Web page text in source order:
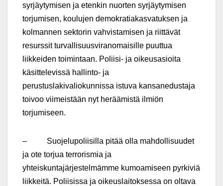
syrjäytymisen ja etenkin nuorten syrjäytymisen
torjumisen, koulujen demokratiakasvatuksen ja
kolmannen sektorin vahvistamisen ja riittävät
resurssit turvallisuusviranomaisille puuttua
liikkeiden toimintaan. Poliisi- ja oikeusasioita
käsittelevissä hallinto- ja
perustuslakivaliokunnissa istuva kansanedustaja
toivoo viimeistään nyt heräämistä ilmiön
torjumiseen.
– Suojelupoliisilla pitää olla mahdollisuudet
ja ote torjua terrorismia ja
yhteiskuntajärjestelmämme kumoamiseen pyrkiviä
liikkeitä. Poliisissa ja oikeuslaitoksessa on oltava